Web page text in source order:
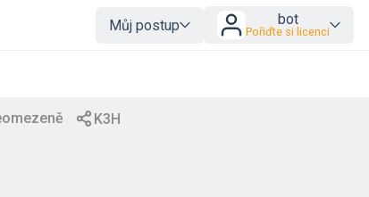
Můj postup bot
Pořiďte si licenci